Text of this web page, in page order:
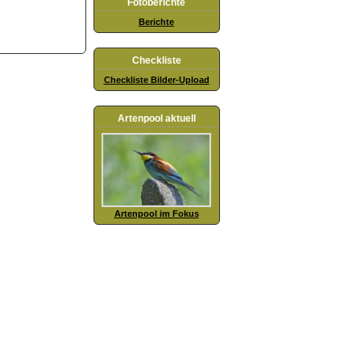
Fotoberichte
Berichte
Checkliste
Checkliste Bilder-Upload
Artenpool aktuell
Artenpool im Fokus